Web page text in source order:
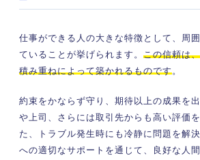
仕事ができる人の大きな特徴として、周
ていることが挙げられます。 この信頼は
積み重ねによって築かれるものです。
約束をかならず守り、期待以上の成果を
や上司、さらには取引先からも高い評価
た、トラブル発生時にも冷静に問題を解
への適切なサポートを通じて、良好な人